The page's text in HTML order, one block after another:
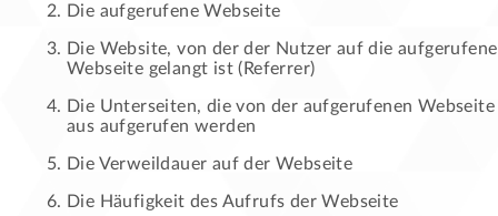
Die aufgerufene Webseite
Die Website, von der der Nutzer auf die aufgerufene
Webseite gelangt ist (Referrer)
Die Unterseiten, die von der aufgerufenen Webseite
aus aufgerufen werden
Die Verweildauer auf der Webseite
Die Häufigkeit des Aufrufs der Webseite